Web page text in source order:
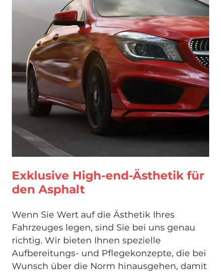
Exklusive High-end-Ästhetik für
den Asphalt
Wenn Sie Wert auf die Ästhetik Ihres
Fahrzeuges legen, sind Sie bei uns genau
richtig. Wir bieten Ihnen spezielle
Aufbereitungs- und Pflegekonzepte, die bei
Wunsch über die Norm hinausgehen, damit